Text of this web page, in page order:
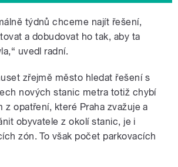
týdnů chceme najít řešení,
a dobudovat ho tak, aby ta
uvedl radní.
zřejmě město hledat řešení s
nových stanic metra totiž chybí
z opatření, které Praha zvažuje a
obyvatele z okolí stanic, je i
zón. To však počet parkovacích